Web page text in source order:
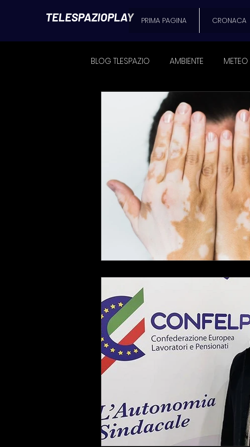
TELESPAZIOPLAY PRIMA PAGINA CRONACA
BLOG TLESPAZIO AMBIENTE METEO
POLITICA
SPAZIO MATTINO L'AVVOCATO
NEWS MESSINA FOOD &
ATTUALITÀ Il Blog di Sebastiano
LAVORO Eolie NEBRODI